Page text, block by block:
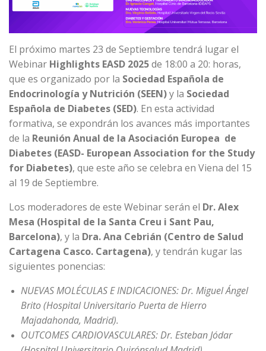
El próximo martes 23 de Septiembre tendrá lugar el
Webinar Highlights EASD 2025de 18:00 a 20: horas,
que es organizado por la Sociedad Española de
Endocrinología y Nutrición (SEEN)y la Sociedad
Española de Diabetes (SED). En esta actividad
formativa, se expondrán los avances más importantes
de la Reunión Anual de la Asociación Europea de
Diabetes (EASD- European Association for the Study
for Diabetes), que este año se celebra en Viena del 15
al 19 de Septiembre.
Los moderadores de este Webinar serán el Dr. Alex
Mesa (Hospital de la Santa Creu i Sant Pau,
Barcelona), y la Dra. Ana Cebrián (Centro de Salud
Cartagena Casco. Cartagena), y tendrán kugar las
siguientes ponencias:
NUEVAS MOLÉCULAS E INDICACIONES: Dr. Miguel Ángel
Brito (Hospital Universitario Puerta de Hierro
Majadahonda, Madrid).
OUTCOMES CARDIOVASCULARES: Dr. Esteban Jódar